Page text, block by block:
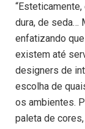
dura, de seda…
enfatizando
existem até
designers de
escolha de
os ambientes.
paleta de